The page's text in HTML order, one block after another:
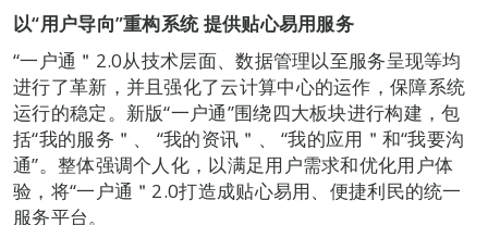
以“用户导向”重构系统 提供贴心易用服务
“一户通＂2.0从技术层面、数据管理以至服务呈现等均
进行了革新，并且强化了云计算中心的运作，保障系统
运行的稳定。新版“一户通”围绕四大板块进行构建，包
括“我的服务＂、 “我的资讯＂、 “我的应用＂和“我要沟
通”。整体强调个人化，以满足用户需求和优化用户体
验，将“一户通＂2.0打造成贴心易用、便捷利民的统一
服务平台。